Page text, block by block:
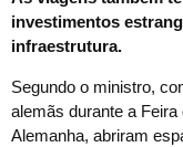
investimentos
infraestrutura.
Segundo o ministro,
alemãs durante a
Alemanha, abriram